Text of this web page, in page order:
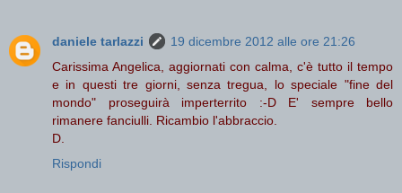
daniele tarlazzi
19 dicembre 2012 alle ore 21:26
Carissima Angelica, aggiornati con calma, c'è tutto il tempo
e in questi tre giorni, senza tregua, lo speciale "fine del
mondo" proseguirà imperterrito :-D E' sempre bello
rimanere fanciulli. Ricambio l'abbraccio.
D.
Rispondi